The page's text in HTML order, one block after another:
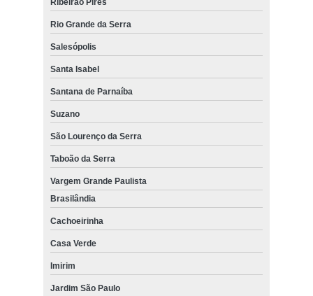
Rio Grande da Serra
Salesópolis
Santa Isabel
Santana de Parnaíba
Suzano
São Lourenço da Serra
Taboão da Serra
Vargem Grande Paulista
Brasilândia
Cachoeirinha
Casa Verde
Imirim
Jardim São Paulo